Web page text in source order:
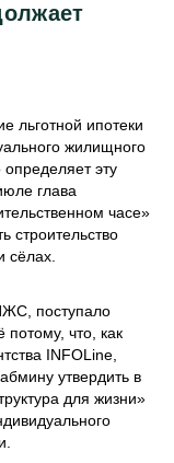
льготной ипотеки
жилищного
определяет эту
глава
часе»
строительство
сёлах.
поступало
потому, что, как
INFOLine,
утвердить в
для жизни»